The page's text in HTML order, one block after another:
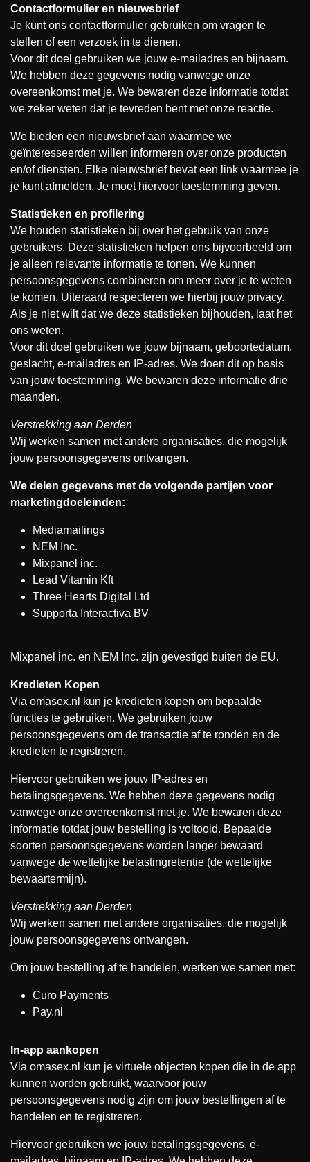
Contactformulier en nieuwsbrief
Je kunt ons contactformulier gebruiken om vragen te
stellen of een verzoek in te dienen.
Voor dit doel gebruiken we jouw e-mailadres en bijnaam.
We hebben deze gegevens nodig vanwege onze
overeenkomst met je. We bewaren deze informatie totdat
we zeker weten dat je tevreden bent met onze reactie.
We bieden een nieuwsbrief aan waarmee we
geïnteresseerden willen informeren over onze producten
en/of diensten. Elke nieuwsbrief bevat een link waarmee je
je kunt afmelden. Je moet hiervoor toestemming geven.
Statistieken en profilering
We houden statistieken bij over het gebruik van onze
gebruikers. Deze statistieken helpen ons bijvoorbeeld om
je alleen relevante informatie te tonen. We kunnen
persoonsgegevens combineren om meer over je te weten
te komen. Uiteraard respecteren we hierbij jouw privacy.
Als je niet wilt dat we deze statistieken bijhouden, laat het
ons weten.
Voor dit doel gebruiken we jouw bijnaam, geboortedatum,
geslacht, e-mailadres en IP-adres. We doen dit op basis
van jouw toestemming. We bewaren deze informatie drie
maanden.
Verstrekking aan Derden
Wij werken samen met andere organisaties, die mogelijk
jouw persoonsgegevens ontvangen.
We delen gegevens met de volgende partijen voor
marketingdoeleinden:
Mediamailings
NEM Inc.
Mixpanel inc.
Lead Vitamin Kft
Three Hearts Digital Ltd
Supporta Interactiva BV
Mixpanel inc. en NEM Inc. zijn gevestigd buiten de EU.
Kredieten Kopen
Via omasex.nl kun je kredieten kopen om bepaalde
functies te gebruiken. We gebruiken jouw
persoonsgegevens om de transactie af te ronden en de
kredieten te registreren.
Hiervoor gebruiken we jouw IP-adres en
betalingsgegevens. We hebben deze gegevens nodig
vanwege onze overeenkomst met je. We bewaren deze
informatie totdat jouw bestelling is voltooid. Bepaalde
soorten persoonsgegevens worden langer bewaard
vanwege de wettelijke belastingretentie (de wettelijke
bewaartermijn).
Verstrekking aan Derden
Wij werken samen met andere organisaties, die mogelijk
jouw persoonsgegevens ontvangen.
Om jouw bestelling af te handelen, werken we samen met:
Curo Payments
Pay.nl
In-app aankopen
Via omasex.nl kun je virtuele objecten kopen die in de app
kunnen worden gebruikt, waarvoor jouw
persoonsgegevens nodig zijn om jouw bestellingen af te
handelen en te registreren.
Hiervoor gebruiken we jouw betalingsgegevens, e-